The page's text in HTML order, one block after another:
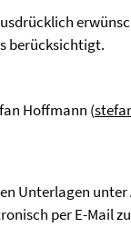
berücksichtigt.
Hoffmann (
Unterlagen unter
per E-Mail